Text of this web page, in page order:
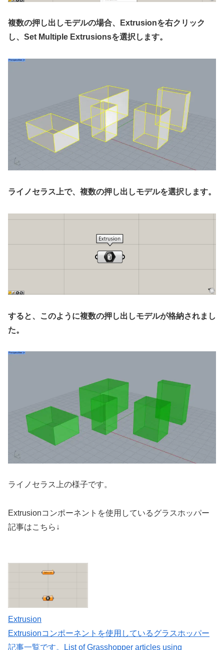
複数の押し出しモデルの場合、Extrusionを右クリック
し、Set Multiple Extrusionsを選択します。
ライノセラス上で、複数の押し出しモデルを選択します。
すると、このように複数の押し出しモデルが格納されまし
た。
ライノセラス上の様子です。
Extrusionコンポーネントを使用しているグラスホッパー
記事はこちら↓
Extrusion
Extrusionコンポーネントを使用しているグラスホッパー
記事一覧です。List of Grasshopper articles using